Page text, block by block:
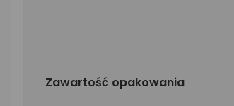
Zawartość opakowania